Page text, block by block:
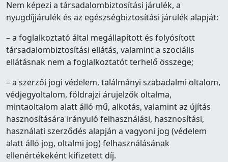
Nem képezi a társadalombiztosítási járulék, a
nyugdíjjárulék és az egészségbiztosítási járulék alapját:
– a foglalkoztató által megállapított és folyósított
társadalombiztosítási ellátás, valamint a szociális
ellátásnak nem a foglalkoztatót terhelő összege;
– a szerzői jogi védelem, találmányi szabadalmi oltalom,
védjegyoltalom, földrajzi árujelzők oltalma,
mintaoltalom alatt álló mű, alkotás, valamint az újítás
hasznosítására irányuló felhasználási, hasznosítási,
használati szerződés alapján a vagyoni jog (védelem
alatt álló jog, oltalmi jog) felhasználásának
ellenértékeként kifizetett díj.